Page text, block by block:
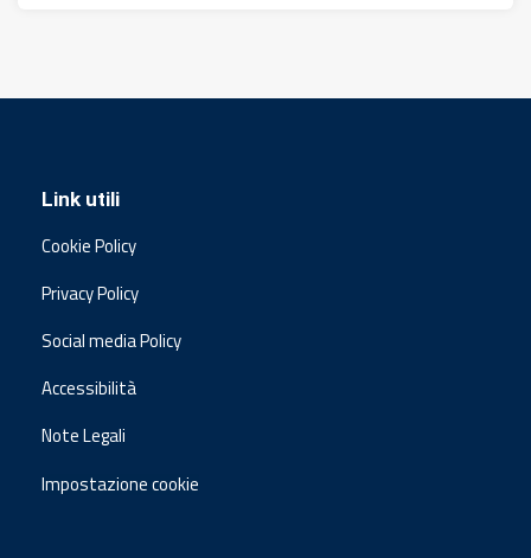
Link utili
Cookie Policy
Privacy Policy
Social media Policy
Accessibilità
Note Legali
Impostazione cookie